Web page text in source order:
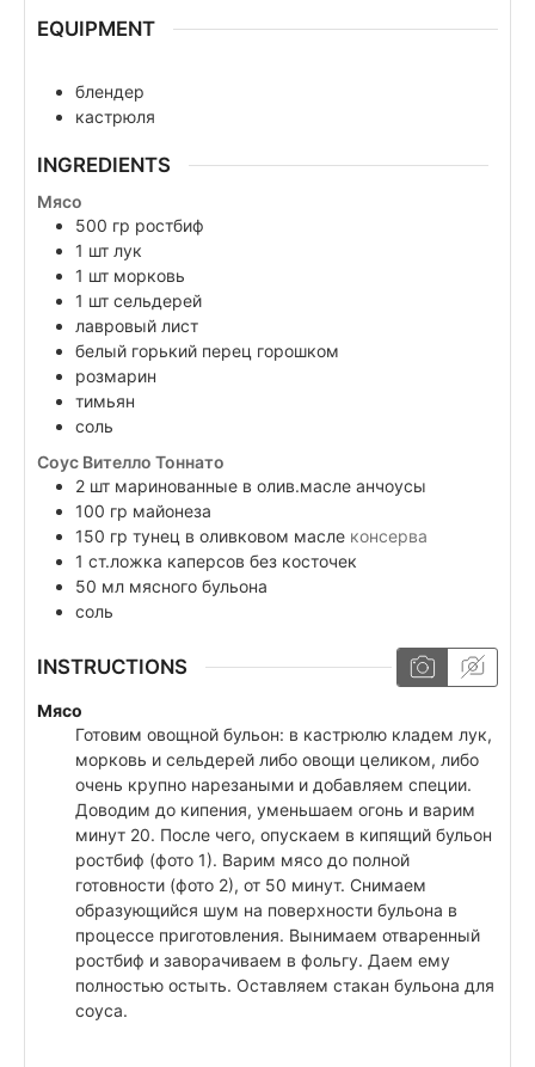
EQUIPMENT
блендер
кастрюля
INGREDIENTS
Мясо
500 гр ростбиф
1 шт лук
1 шт морковь
1 шт сельдерей
лавровый лист
белый горький перец горошком
розмарин
тимьян
соль
Соус Вителло Тоннато
2 шт маринованные в олив.масле анчоусы
100 гр майонеза
150 гр тунец в оливковом масле консерва
1 ст.ложка каперсов без косточек
50 мл мясного бульона
соль
INSTRUCTIONS
Мясо
Готовим овощной бульон: в кастрюлю кладем лук,
морковь и сельдерей либо овощи целиком, либо
очень крупно нарезаными и добавляем специи.
Доводим до кипения, уменьшаем огонь и варим
минут 20. После чего, опускаем в кипящий бульон
ростбиф (фото 1). Варим мясо до полной
готовности (фото 2), от 50 минут. Снимаем
образующийся шум на поверхности бульона в
процессе приготовления. Вынимаем отваренный
ростбиф и заворачиваем в фольгу. Даем ему
полностью остыть. Оставляем стакан бульона для
соуса.